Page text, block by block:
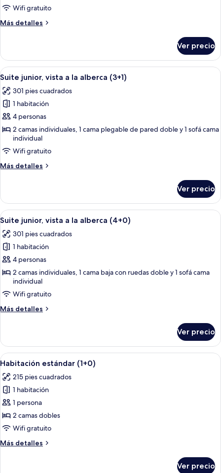
(3+0)Wifi gratuito
Más detalles
Más
junior
(3+0)
Ver precio
Abrir
todas
las
fotos
de
Suite
junior,
vista
a
(3+1)
Un balcón con vista a la piscina,
13
Suite junior, vista a la alberca (3+1)
301 pies cuadrados
1 habitación
4 personas
2 camas individuales, 1 cama plegable de pared doble y 1 sofá cama
individual
Wifi gratuito
Más detalles
Más
junior,
vista
a
alberca
(3+1)
Ver precio
Abrir
todas
las
fotos
de
Suite
junior,
vista
a
(4+0)
Un balcón con vista a la piscina,
13
Suite junior, vista a la alberca (4+0)
301 pies cuadrados
1 habitación
4 personas
2 camas individuales, 1 cama baja con ruedas doble y 1 sofá cama
individual
Wifi gratuito
Más detalles
Más
junior,
vista
a
alberca
(4+0)
Ver precio
Abrir
todas
las
fotos
de
Habitación
estándar
Habitación de hotel con una cama
2
Habitación estándar (1+0)
215 pies cuadrados
1 habitación
1 persona
2 camas dobles
Wifi gratuito
Más detalles
Más
Ver precio